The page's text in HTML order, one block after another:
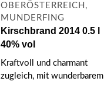
OBERÖSTERREICH,
MUNDERFING
Kirschbrand 2014 0.5 l
40% vol
Kraftvoll und charmant
zugleich, mit wunderbarem